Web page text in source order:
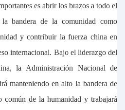
es abrir los brazos a todo el
bandera de la comunidad como
y contribuir la fuerza china en
internacional. Bajo el liderazgo del
la Administración Nacional de
manteniendo en alto la bandera de
común de la humanidad y trabajará